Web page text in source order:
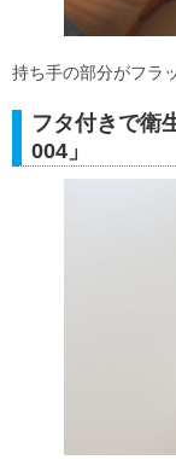
持ち手の部分がフラ
フタ付きで衛
004」